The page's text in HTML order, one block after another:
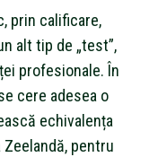
prin calificare,
alt tip de „test”,
profesionale. În
cere adesea o
echivalența
pentru